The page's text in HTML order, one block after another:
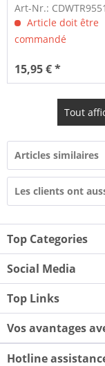
Art-Nr.:
Article doit être
commandé
15,95 € *
Tout
Articles similaires
Les clients ont
Top Categories
Social Media
Top Links
Vos avantages
Hotline